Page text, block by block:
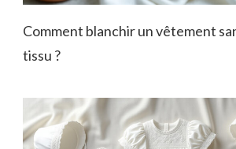
Comment blanchir un vêtement
tissu ?